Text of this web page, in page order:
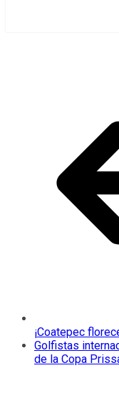
¡Coatepec
Golfistas
de la Copa